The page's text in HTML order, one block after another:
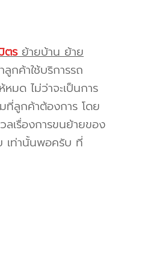
ตรย้ายบ้าน ย้าย
กค้าใช้บริการรถ
มด ไม่ว่าจะเป็นการ
ที่ลูกค้าต้องการ โดย
เรื่องการขนย้ายของ
เท่านั้นพอครับ ที่